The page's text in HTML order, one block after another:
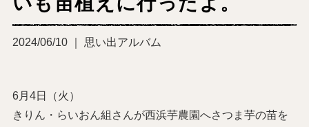
2024/06/10 ｜ 思い出アルバム
6月4日（火）
きりん・らいおん組さんが西浜芋農園へさつま芋の苗を